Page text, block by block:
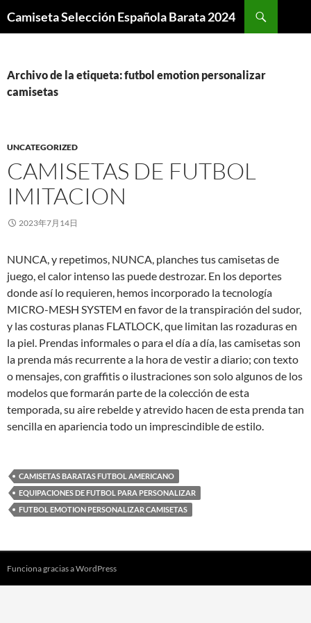
Camiseta Selección Española Barata 2024
Archivo de la etiqueta: futbol emotion personalizar
camisetas
UNCATEGORIZED
CAMISETAS DE FUTBOL
IMITACION
2023年7月14日
NUNCA, y repetimos, NUNCA, planches tus camisetas de
juego, el calor intenso las puede destrozar. En los deportes
donde así lo requieren, hemos incorporado la tecnología
MICRO-MESH SYSTEM en favor de la transpiración del sudor,
y las costuras planas FLATLOCK, que limitan las rozaduras en
la piel. Prendas informales o para el día a día, las camisetas son
la prenda más recurrente a la hora de vestir a diario; con texto
o mensajes, con graffitis o ilustraciones son solo algunos de los
modelos que formarán parte de la colección de esta
temporada, su aire rebelde y atrevido hacen de esta prenda tan
sencilla en apariencia todo un imprescindible de estilo.
CAMISETAS BARATAS FUTBOL AMERICANO
EQUIPACIONES DE FUTBOL PARA PERSONALIZAR
FUTBOL EMOTION PERSONALIZAR CAMISETAS
Funciona gracias a WordPress